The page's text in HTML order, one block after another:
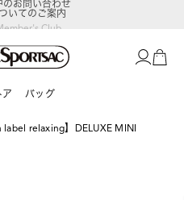
Club
ンペーン開催中
いてのご案内
バッグ
label relaxing】DELUXE MINI